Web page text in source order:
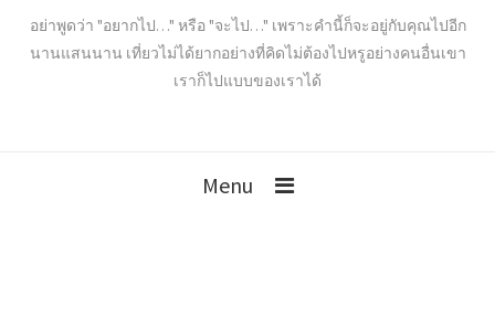
อย่าพูดว่า "อยากไป…" หรือ "จะไป…" เพราะคำนี้ก็จะอยู่กับคุณไปอีก
นานแสนนาน เที่ยวไม่ได้ยากอย่างที่คิดไม่ต้องไปหรูอย่างคนอื่นเขา
เราก็ไปแบบของเราได้
Menu